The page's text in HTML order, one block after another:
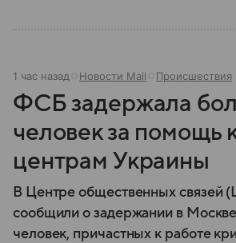
1 час назад Новости Mail Происшествия
ФСБ задержала
человек за помощь
центрам Украины
В Центре общественных
сообщили о задержании в
человек, причастных к работе